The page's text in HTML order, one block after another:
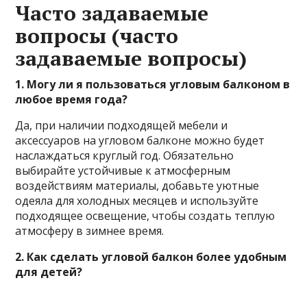
Часто задаваемые
вопросы (часто
задаваемые вопросы)
1. Могу ли я пользоваться угловым балконом в
любое время года?
Да, при наличии подходящей мебели и
аксессуаров на угловом балконе можно будет
наслаждаться круглый год. Обязательно
выбирайте устойчивые к атмосферным
воздействиям материалы, добавьте уютные
одеяла для холодных месяцев и используйте
подходящее освещение, чтобы создать теплую
атмосферу в зимнее время.
2. Как сделать угловой балкон более удобным
для детей?